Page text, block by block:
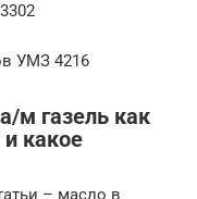
УМЗ 4216
м газель как
какое
– масло в